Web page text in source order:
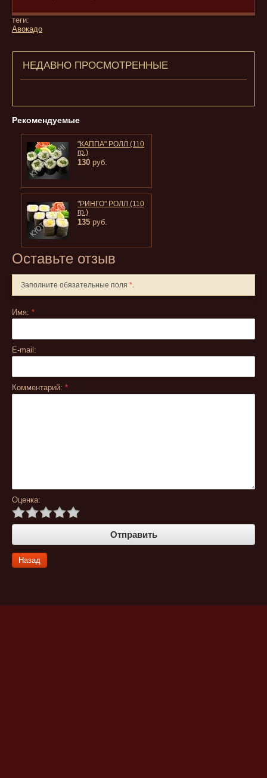
теги:
Авокадо
НЕДАВНО ПРОСМОТРЕННЫЕ
Рекомендуемые
"КАППА" РОЛЛ (110
гр.)
130 руб.
"РИНГО" РОЛЛ (110
гр.)
135 руб.
Оставьте отзыв
Заполните обязательные поля *.
Имя: *
E-mail:
Комментарий: *
Оценка:
Назад